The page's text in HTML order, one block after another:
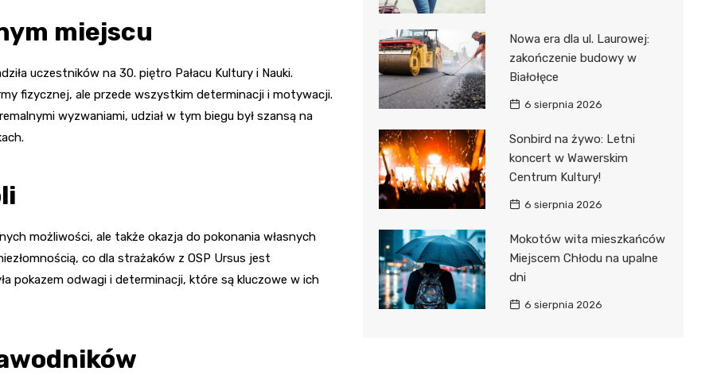
miejscu
uczestników na 30. piętro Pałacu Kultury i Nauki.
fizycznej, ale przede wszystkim determinacji i motywacji.
wyzwaniami, udział w tym biegu był szansą na
możliwości, ale także okazja do pokonania własnych
co dla strażaków z OSP Ursus jest
pokazem odwagi i determinacji, które są kluczowe w ich
Nowa era dla ul. Laurowej:
zakończenie budowy w
Białołęce
6 sierpnia 2026
Sonbird na żywo: Letni
koncert w Wawerskim
Centrum Kultury!
6 sierpnia 2026
Mokotów wita mieszkańców
Miejscem Chłodu na upalne
dni
6 sierpnia 2026